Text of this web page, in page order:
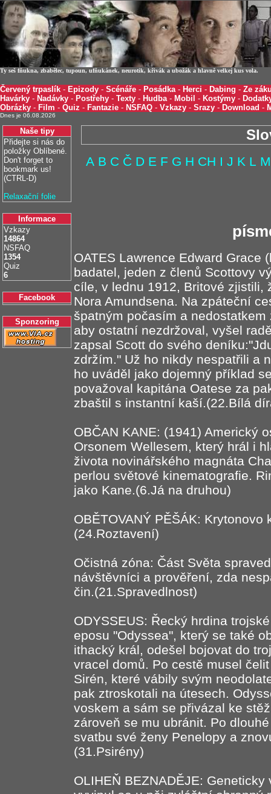
Ty seš fňukna, zbabělec, tupoun, ufňukánek, neurotik, křivák a ubožák a hlavně velkej kus vola.
Červený trpaslík - Epizody - Scénáře - Posádka- Herci - Dabing - Ze
Havárky - Nadávky - Postřehy - Texty - Hudba- Mobil - Kostýmy -
Obrázky - Film - Quiz - Fantazie - NSFAQ - Vzkazy - Srazy - Download -
Dnes je 06.08.2026
Naše tipy
Přidejte si nás do
položky Oblíbené.
Don't forget to
bookmark us!
(CTRL-D)
Relaxační folie
Informace
Vzkazy
14864
NSFAQ
1354
Quiz
6
Facebook
Sponzoring
A B C Č D E F G H CH I J K L M
OATES Lawrence Edward Grace
badatel, jeden z členů Scottovy
cíle, v lednu 1912, Britové zjistili,
Nora Amundsena. Na zpáteční
špatným počasím a
aby ostatní nezdržoval, vyšel
zapsal Scott do svého
zdržím." Už ho nikdy nespatřili a
ho uváděl jako dojemný příklad
považoval kapitána Oatese za
zbaštil s instantní kaší.(22.Bílá
OBČAN KANE: (1941) Americký
Orsonem Wellesem, který hrál i
života novinářského magnáta
perlou světové kinematografie.
jako Kane.(6.Já na druhou)
OBĚTOVANÝ PĚŠÁK:
(24.Roztavení)
Očistná zóna: Část Světa
návštěvníci a prověření, zda
čin.(21.Spravedlnost)
ODYSSEUS: Řecký hrdina
eposu "Odyssea", který se také
ithacký král, odešel bojovat do
vracel domů. Po cestě musel
Sirén, které vábily svým
pak ztroskotali na útesech.
voskem a sám se přivázal ke
zároveň se mu ubránit. Po
svatbu své ženy Penelopy a
(31.Psirény)
OLIHEŇ BEZNADĚJE: